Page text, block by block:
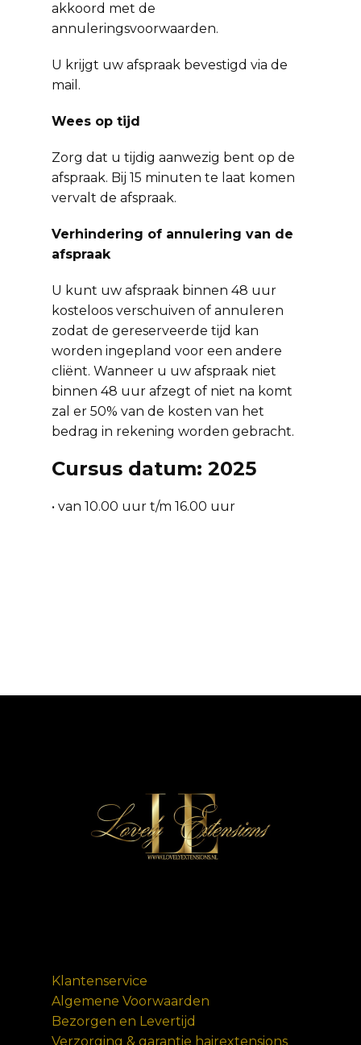
akkoord met de
annuleringsvoorwaarden.
U krijgt uw afspraak bevestigd via de
mail.
Wees op tijd
Zorg dat u tijdig aanwezig bent op de
afspraak. Bij 15 minuten te laat komen
vervalt de afspraak.
Verhindering of annulering van de
afspraak
U kunt uw afspraak binnen 48 uur
kosteloos verschuiven of annuleren
zodat de gereserveerde tijd kan
worden ingepland voor een andere
cliënt. Wanneer u uw afspraak niet
binnen 48 uur afzegt of niet na komt
zal er 50% van de kosten van het
bedrag in rekening worden gebracht.
Cursus datum: 2025
• van 10.00 uur t/m 16.00 uur
Klantenservice
Algemene Voorwaarden
Bezorgen en Levertijd
Verzorging & garantie hairextensions